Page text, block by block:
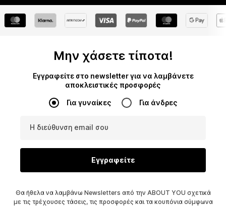
Μην χάσετε τίποτα!
Εγγραφείτε στο newsletter για να λαμβάνετε
αποκλειστικές προσφορές
Για γυναίκες Για άνδρες
Η διεύθυνση email σου
Εγγραφείτε
Θα ήθελα να λαμβάνω Newsletters από την ABOUT YOU σχετικά
με τις τρέχουσες τάσεις, τις προσφορές και τα κουπόνια σύμφωνα